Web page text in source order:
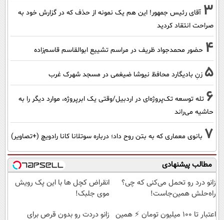
3 آقای رئیس جمهور! این هم یک نمونه از حذف که در گزارش خود به
صراحت انتقاد کردید
4 حضور محمدجواد ظریف در مراسم تشییع ابوالقاسم قاسم‌زاده
5 زنِ بادیگارد محافظ نیوشا ضیغمی در مسجد شهرک غرب
6 تله توسعه تک‌پروژه‌ای در اردبیل/وقتی یک ابرپروژه، موارد دیگر را به
حاشیه می‌راند
7 بانوی معماری که به بتن روح داد؛ درباره سوتلانا کانا رادویچ (+تصاویر)
مطالب پیشنهادی
زانو درد رو تحمل می‌کنی که چی؟
راه‌حلش همین‌جاست!
انقراض کچل ها با این پک رویش
موی جلبک!
اعتبار تا ۱۰۰ میلیون تومان ⚡ همین زانو دردت رو بدون قرص برای